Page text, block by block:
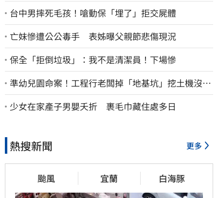
台中男摔死毛孩！嗆動保「埋了」拒交屍體
亡妹慘遭公公毒手 表姊曝父親節悲傷現況
保全「拒倒垃圾」：我不是清潔員！下場慘
準幼兒園命案！工程行老闆掉「地基坑」挖土機沒看
到…下土石活埋他
少女在家產子男嬰夭折 裹毛巾藏住處多日
熱搜新聞 更多
颱風 宜蘭 白海豚